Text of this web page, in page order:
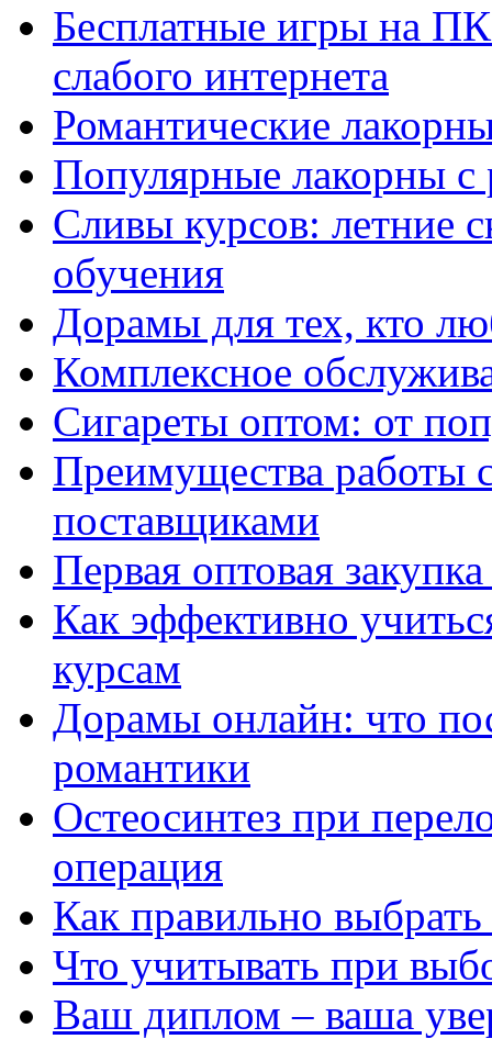
Бесплатные игры на
слабого интернета
Романтические
Популярные лакорны с
Сливы курсов: летние
обучения
Дорамы для тех, кто
Комплексное
Сигареты оптом: от
Преимущества работы
поставщиками
Первая оптовая
Как эффективно
курсам
Дорамы онлайн: что
романтики
Остеосинтез при
операция
Как правильно
Что учитывать при
Ваш диплом – ваша